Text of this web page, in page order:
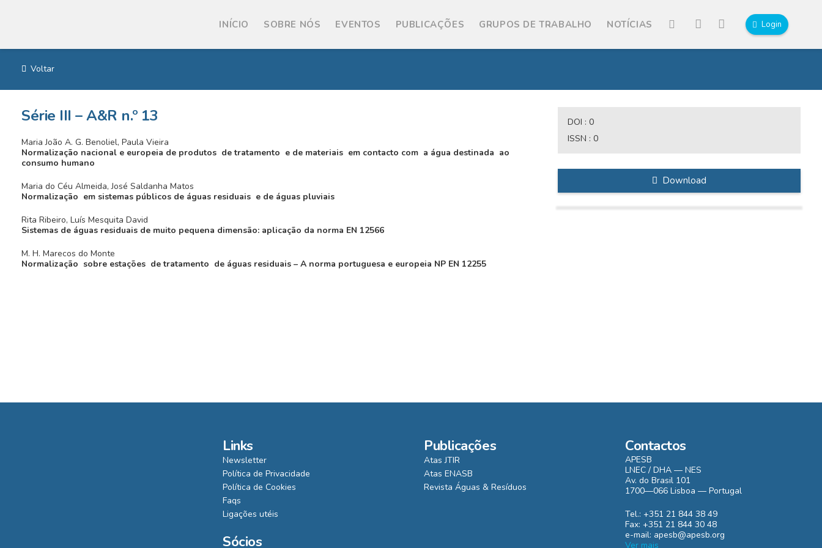
INÍCIO SOBRE NÓS EVENTOS PUBLICAÇÕES GRUPOS DE TRABALHO NOTÍCIAS Login
Voltar
Série III – A&R n.º 13
Maria João A. G. Benoliel, Paula Vieira
Normalização nacional e europeia de produtos de tratamento e de materiais em contacto com a água destinada ao
consumo humano
Maria do Céu Almeida, José Saldanha Matos
Normalização em sistemas públicos de águas residuais e de águas pluviais
Rita Ribeiro, Luís Mesquita David
Sistemas de águas residuais de muito pequena dimensão: aplicação da norma EN 12566
M. H. Marecos do Monte
Normalização sobre estações de tratamento de águas residuais – A norma portuguesa e europeia NP EN 12255
DOI :0
ISSN :0
Download
Links
Newsletter
Política de Privacidade
Política de Cookies
Faqs
Ligações utéis
Sócios
Publicações
Atas JTIR
Atas ENASB
Revista Águas & Resíduos
Contactos
APESB
LNEC / DHA — NES
Av. do Brasil 101
1700—066 Lisboa — Portugal
Tel.: +351 21 844 38 49
Fax: +351 21 844 30 48
e-mail: apesb@apesb.org
Ver mais